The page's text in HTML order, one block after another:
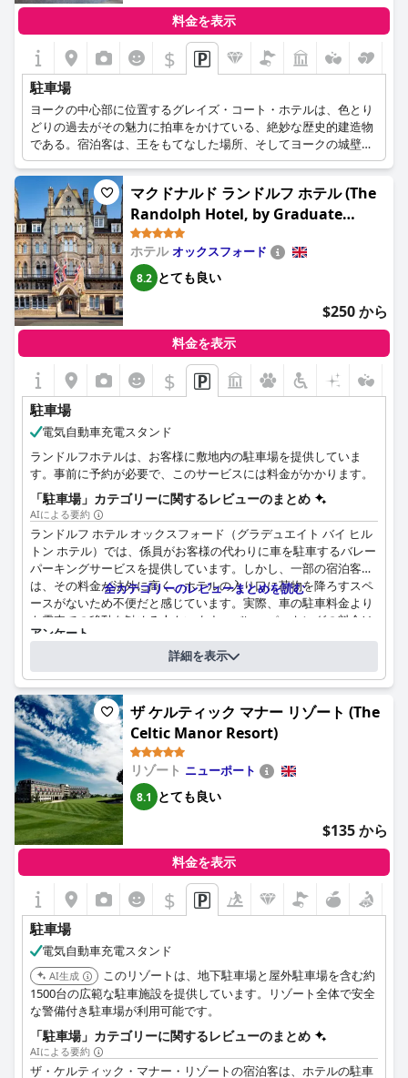
料金を表示
$
駐車場
ヨークの中心部に位置するグレイズ・コート・ホテルは、色とり
どりの過去がその魅力に拍車をかけている、絶妙な歴史的建造物
である。宿泊客は、王をもてなした場所、そしてヨークの城壁に
直接アクセスできる唯一の個人所有の建物で、宿泊、食事、リラ
ックスする特権を享受することができます。ヨーク・ミンスター
のすぐそばという最高のロケーションにあるこのホテルは、ヨー
ク市内のさまざまなアトラクションを巡るのに理想的な拠点とな
っています。ホテルから少し歩けば、個人商店や名所がひしめく
賑やかな中心部に出られます。敷地内の駐車場は1泊分の料金で
利用できますが、スペースが限られているため、事前の手配が必
要です。
マクドナルド ランドルフ ホテル (The
Randolph Hotel, by Graduate
Hotels)
ホテルオックスフォード
8.2 とても良い
$250 から
料金を表示
$
駐車場
電気自動車充電スタンド
ランドルフホテルは、お客様に敷地内の駐車場を提供していま
す。事前に予約が必要で、このサービスには料金がかかります。
「駐車場」カテゴリーに関するレビューのまとめ
AIによる要約
ランドルフ ホテル オックスフォード（グラデュエイト バイ ヒル
トン ホテル）では、係員がお客様の代わりに車を駐車するバレー
パーキングサービスを提供しています。しかし、一部の宿泊客
は、その料金が法外に高く、ホテルの入り口に荷物を降ろすスペ
ースがないため不便だと感じています。実際、車の駐車料金より
も電車での移動を勧める人もいます。バレーパーキングの料金は
少し高いと感じる人もいますが、便利なサービスだと感じる人も
います。残念ながら、バレーパーキングの従業員によって車が損
傷した宿泊客もいました。犬連れで旅行する方は、敷地内に駐車
場があることを喜ぶでしょう。ただし、ホテルの駐車場は数が限
られており、高額です。代わりにパークアンドライドに車を停め
る宿泊客もいます。完璧ではありませんが、一部の宿泊客が指摘
するように、駐車場に関してはすべてを手に入れることはできま
せん。
全カテゴリーのレビューまとめを読む
アンケート
上記の質問にホテルが回答されました
駐車スペースの位置：
地下で.
屋外で、屋根なし（敷地内）.
屋外で、屋根あり（敷地内）. 駐車場の台数：38
障害者などの優先駐車スペースの数：
駐車の料金 From £30.00 per day
詳細を表示
ザ ケルティック マナー リゾート (The
Celtic Manor Resort)
リゾート ニューポート
8.1 とても良い
$135 から
料金を表示
$
駐車場
電気自動車充電スタンド
AI生成
このリゾートは、地下駐車場と屋外駐車場を含む約
1500台の広範な駐車施設を提供しています。リゾート全体で安全
な警備付き駐車場が利用可能です。
「駐車場」カテゴリーに関するレビューのまとめ
AIによる要約
ザ・ケルティック・マナー・リゾートの宿泊客は、ホテルの駐車